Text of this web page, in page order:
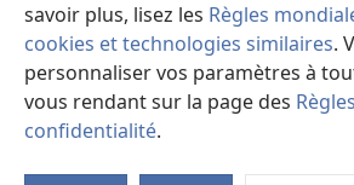
savoir plus, lisez les Règles
cookies et technologies similaires.
personnaliser vos paramètres à
vous rendant sur la page des
confidentialité.
Copyright© 2026 Watch Tower Bible and Tract
CONDITIONS D’UTILISATION
PARAMÈTRES DE